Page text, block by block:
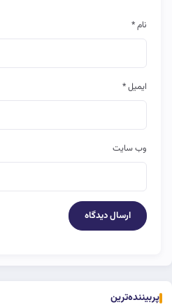
نام*
ایمیل*
وب‌ سایت
پربیننده‌ترین